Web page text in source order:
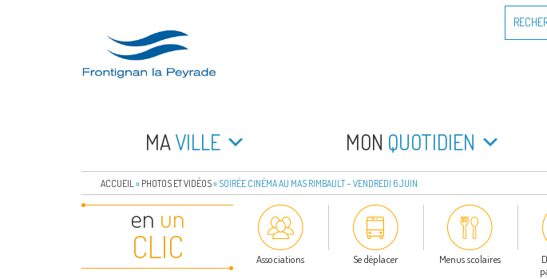
FRONTIGNAN LA PEYRADE
pour
MAVILLE MON QUOTIDIEN
ACCUEIL » PHOTOS ET VIDÉOS» SOIRÉE CINÉMA AU MAS RIMBAULT – VENDREDI 6 JUIN
en un
CLIC Associations Se déplacer Menus scolaires